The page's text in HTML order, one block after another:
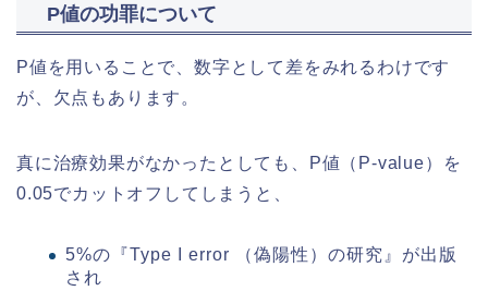
P値の功罪について
P値を用いることで、数字として差をみれるわけです
が、欠点もあります。
真に治療効果がなかったとしても、P値（P-value）を
0.05でカットオフしてしまうと、
5%の『Type I error （偽陽性）の研究』が出版
され